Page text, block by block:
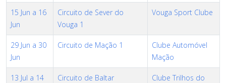
15 Jun a 16
Jun
Circuito de Sever do
Vouga 1
Vouga Sport Clube
29 Jun a 30
Jun
Circuito de Mação 1
Clube Automóvel
Mação
13 Jul a 14
Circuito de Baltar
Clube Trilhos do